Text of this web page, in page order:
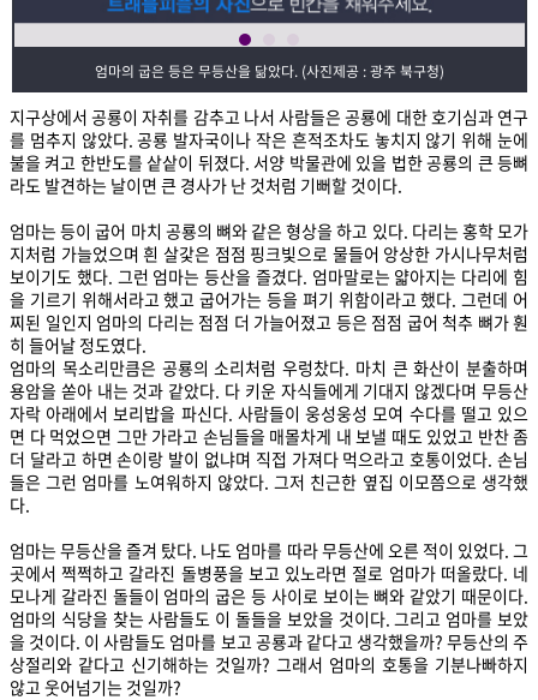
엄마의 굽은 등은 무등산을 닮았다. (사진제공 : 광주 북구청)
지구상에서 공룡이 자취를 감추고 나서 사람들은 공룡에 대한 호기심과 연구
를 멈추지 않았다. 공룡 발자국이나 작은 흔적조차도 놓치지 않기 위해 눈에
불을 켜고 한반도를 샅샅이 뒤졌다. 서양 박물관에 있을 법한 공룡의 큰 등뼈
라도 발견하는 날이면 큰 경사가 난 것처럼 기뻐할 것이다.
엄마는 등이 굽어 마치 공룡의 뼈와 같은 형상을 하고 있다. 다리는 홍학 모가
지처럼 가늘었으며 흰 살갗은 점점 핑크빛으로 물들어 앙상한 가시나무처럼
보이기도 했다. 그런 엄마는 등산을 즐겼다. 엄마말로는 얇아지는 다리에 힘
을 기르기 위해서라고 했고 굽어가는 등을 펴기 위함이라고 했다. 그런데 어
찌된 일인지 엄마의 다리는 점점 더 가늘어졌고 등은 점점 굽어 척추 뼈가 훤
히 들어날 정도였다.
엄마의 목소리만큼은 공룡의 소리처럼 우렁찼다. 마치 큰 화산이 분출하며
용암을 쏟아 내는 것과 같았다. 다 키운 자식들에게 기대지 않겠다며 무등산
자락 아래에서 보리밥을 파신다. 사람들이 웅성웅성 모여 수다를 떨고 있으
면 다 먹었으면 그만 가라고 손님들을 매몰차게 내 보낼 때도 있었고 반찬 좀
더 달라고 하면 손이랑 발이 없냐며 직접 가져다 먹으라고 호통이었다. 손님
들은 그런 엄마를 노여워하지 않았다. 그저 친근한 옆집 이모쯤으로 생각했
다.
엄마는 무등산을 즐겨 탔다. 나도 엄마를 따라 무등산에 오른 적이 있었다. 그
곳에서 쩍쩍하고 갈라진 돌병풍을 보고 있노라면 절로 엄마가 떠올랐다. 네
모나게 갈라진 돌들이 엄마의 굽은 등 사이로 보이는 뼈와 같았기 때문이다.
엄마의 식당을 찾는 사람들도 이 돌들을 보았을 것이다. 그리고 엄마를 보았
을 것이다. 이 사람들도 엄마를 보고 공룡과 같다고 생각했을까? 무등산의 주
상절리와 같다고 신기해하는 것일까? 그래서 엄마의 호통을 기분나빠하지
않고 웃어넘기는 것일까?